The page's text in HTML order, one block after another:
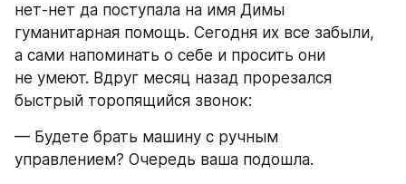
нет-нет да поступала на имя Димы
гуманитарная помощь. Сегодня их все забыли,
а сами напоминать о себе и просить они
не умеют. Вдруг месяц назад прорезался
быстрый торопящийся звонок:
— Будете брать машину с ручным
управлением? Очередь ваша подошла.